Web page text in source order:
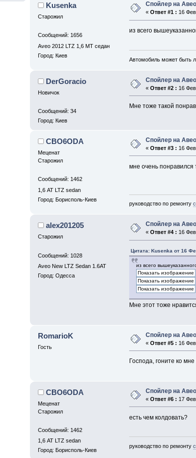
Kusenka
Старожил
Сообщений: 1656
Aveo 2012 LTZ 1,6 MT седан
Город: Киев
Спойлер на
« Ответ #1 : 16
из всего
Автомобиль может быть
DerGoracio
Новичок
Сообщений: 34
Город: Киев
Спойлер на
« Ответ #2 : 16
Мне тоже такой
CBO6ODA
Меценат
Старожил
Сообщений: 1462
1,6 АТ LTZ sedan
Город: Борисполь-Киев
Спойлер на
« Ответ #3 : 16
мне очень понравился
руководство по ремонту
alex201205
Старожил
Сообщений: 1028
Aveo New LTZ Sedan 1.6AT
Город: Одесса
Спойлер на
« Ответ #4 : 16
Цитата: Kusenka от 16
из всего
Мне этот тоже
RomarioK
Гость
Спойлер на
« Ответ #5 : 16
Господа, гоните ко
CBO6ODA
Меценат
Старожил
Сообщений: 1462
1,6 АТ LTZ sedan
Город: Борисполь-Киев
Спойлер на
« Ответ #6 : 17
есть чем колдовать?
руководство по ремонту